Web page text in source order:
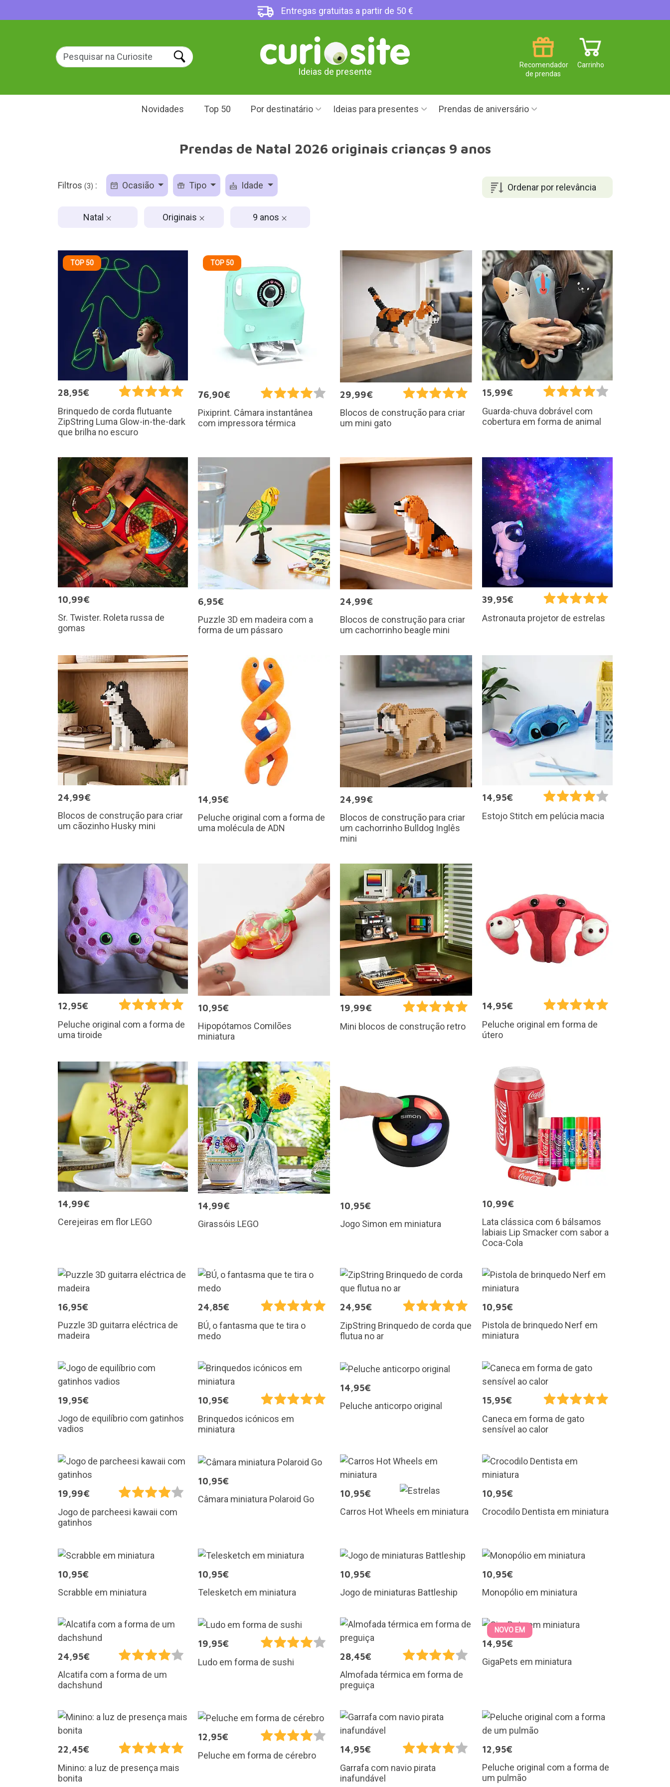
Entregas gratuitas a partir de 50 €
Ideias de presente
Carrinho
Recomendador
de prendas
Novidades Top 50 Por destinatário Ideias para presentes Prendas de aniversário
Prendas de Natal 2026 originais crianças 9 anos
Ordenar por relevância
Filtros (3) : Ocasião Tipo Idade
Natal Originais 9 anos
TOP 50
28,95€
Brinquedo de corda flutuante
ZipString Luma Glow-in-the-dark
que brilha no escuro
TOP 50
76,90€
Pixiprint. Câmara instantânea
com impressora térmica
29,99€
Blocos de construção para criar
um mini gato
15,99€
Guarda-chuva dobrável com
cobertura em forma de animal
10,99€
Sr. Twister. Roleta russa de
gomas
6,95€
Puzzle 3D em madeira com a
forma de um pássaro
24,99€
Blocos de construção para criar
um cachorrinho beagle mini
39,95€
Astronauta projetor de estrelas
24,99€
Blocos de construção para criar
um cãozinho Husky mini
14,95€
Peluche original com a forma de
uma molécula de ADN
24,99€
Blocos de construção para criar
um cachorrinho Bulldog Inglês
mini
14,95€
Estojo Stitch em pelúcia macia
12,95€
Peluche original com a forma de
uma tiroide
10,95€
Hipopótamos Comilões
miniatura
19,99€
Mini blocos de construção retro
14,95€
Peluche original em forma de
útero
14,99€
Cerejeiras em flor LEGO
14,99€
Girassóis LEGO
10,95€
Jogo Simon em miniatura
10,99€
Lata clássica com 6 bálsamos
labiais Lip Smacker com sabor a
Coca-Cola
16,95€
Puzzle 3D guitarra eléctrica de
madeira
24,85€
BÚ, o fantasma que te tira o
medo
24,95€
ZipString Brinquedo de corda que
flutua no ar
10,95€
Pistola de brinquedo Nerf em
miniatura
19,95€
Jogo de equilíbrio com gatinhos
vadios
10,95€
Brinquedos icónicos em
miniatura
14,95€
Peluche anticorpo original
15,95€
Caneca em forma de gato
sensível ao calor
19,99€
Jogo de parcheesi kawaii com
gatinhos
10,95€
Câmara miniatura Polaroid Go
10,95€
Carros Hot Wheels em miniatura
10,95€
Crocodilo Dentista em miniatura
10,95€
Scrabble em miniatura
10,95€
Telesketch em miniatura
10,95€
Jogo de miniaturas Battleship
10,95€
Monopólio em miniatura
24,95€
Alcatifa com a forma de um
dachshund
19,95€
Ludo em forma de sushi
28,45€
Almofada térmica em forma de
preguiça
NOVO EM
14,95€
GigaPets em miniatura
22,45€
Minino: a luz de presença mais
bonita
12,95€
Peluche em forma de cérebro
14,95€
Garrafa com navio pirata
inafundável
12,95€
Peluche original com a forma de
um pulmão